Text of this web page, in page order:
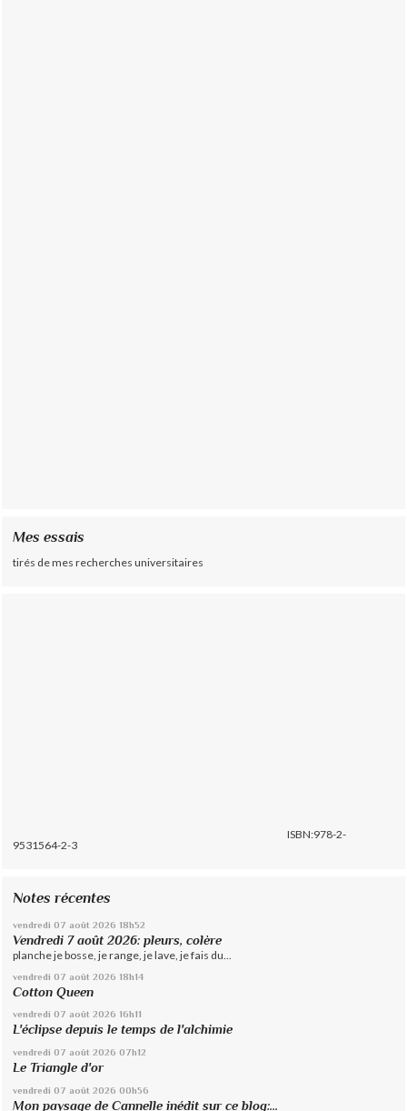
Mes essais
tirés de mes recherches universitaires
ISBN:978-2-
9531564-2-3
Notes récentes
vendredi 07 août 2026 18h52
Vendredi 7 août 2026: pleurs, colère
planche je bosse, je range, je lave, je fais du...
vendredi 07 août 2026 18h14
Cotton Queen
vendredi 07 août 2026 16h11
L'éclipse depuis le temps de l'alchimie
vendredi 07 août 2026 07h12
Le Triangle d'or
vendredi 07 août 2026 00h56
Mon paysage de Cannelle inédit sur ce blog:...